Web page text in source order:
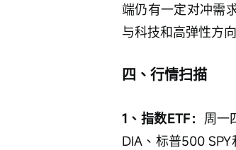
端仍有一定对冲需
与科技和高弹性方向
四、行情扫描
1、指数ETF： 周一
DIA、标普500